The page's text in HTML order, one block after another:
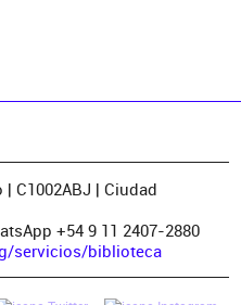
C1002ABJ | Ciudad
+54 9 11 2407-2880
servicios/biblioteca